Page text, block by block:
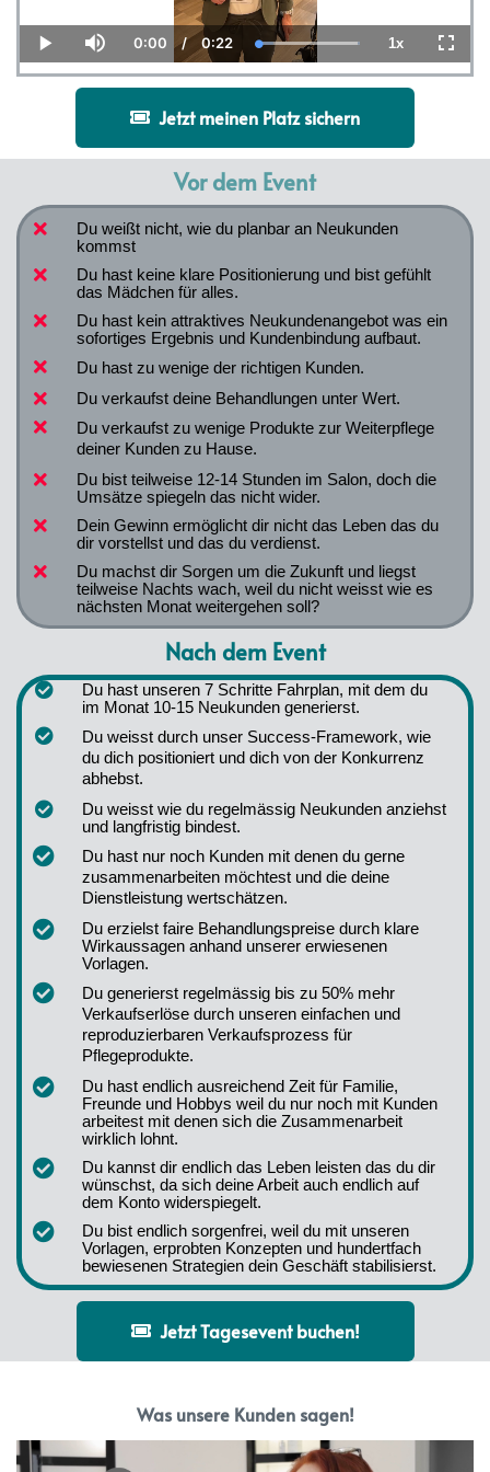
Play Mute
Current
Time
0:00 / Duration
0:22 Loaded:
100.00%
1xPlayback
Rate
Jetzt meinen Platz sichern
Vor dem Event
Du weißt nicht, wie du planbar an Neukunden
kommst
Du hast keine klare Positionierung und bist gefühlt
das Mädchen für alles.
Du hast kein attraktives Neukundenangebot was ein
sofortiges Ergebnis und Kundenbindung aufbaut.
Du hast zu wenige der richtigen Kunden.
Du verkaufst deine Behandlungen unter Wert.
Du verkaufst zu wenige Produkte zur Weiterpflege
deiner Kunden zu Hause.
Du bist teilweise 12-14 Stunden im Salon, doch die
Umsätze spiegeln das nicht wider.
Dein Gewinn ermöglicht dir nicht das Leben das du
dir vorstellst und das du verdienst.
Du machst dir Sorgen um die Zukunft und liegst
teilweise Nachts wach, weil du nicht weisst wie es
nächsten Monat weitergehen soll?
Nach dem Event
Du hast unseren 7 Schritte Fahrplan, mit dem du
im Monat 10-15 Neukunden generierst.
Du weisst durch unser Success-Framework, wie
du dich positioniert und dich von der Konkurrenz
abhebst.
Du weisst wie du regelmässig Neukunden anziehst
und langfristig bindest.
Du hast nur noch Kunden mit denen du gerne
zusammenarbeiten möchtest und die deine
Dienstleistung wertschätzen.
Du erzielst faire Behandlungspreise durch klare
Wirkaussagen anhand unserer erwiesenen
Vorlagen.
Du generierst regelmässig bis zu 50% mehr
Verkaufserlöse durch unseren einfachen und
reproduzierbaren Verkaufsprozess für
Pflegeprodukte.
Du hast endlich ausreichend Zeit für Familie,
Freunde und Hobbys weil du nur noch mit Kunden
arbeitest mit denen sich die Zusammenarbeit
wirklich lohnt.
Du kannst dir endlich das Leben leisten das du dir
wünschst, da sich deine Arbeit auch endlich auf
dem Konto widerspiegelt.
Du bist endlich sorgenfrei, weil du mit unseren
Vorlagen, erprobten Konzepten und hundertfach
bewiesenen Strategien dein Geschäft stabilisierst.
Jetzt Tagesevent buchen!
Was unsere Kunden sagen!